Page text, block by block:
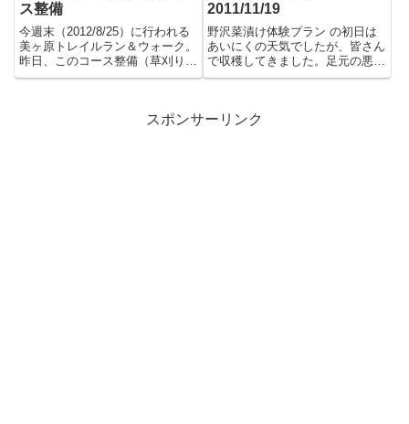
ス整備
今週末（2012/8/25）に行われる
美ヶ原トレイルラン＆ウォーク。
昨日、このコース整備（草刈り）
に行ってきました。和田...
2011/11/19
野沢菜漬け体験プラン の初日は
あいにくの天気でしたが、皆さん
で収穫してきました。足元の悪い
中、お疲れさまでし
スポンサーリンク